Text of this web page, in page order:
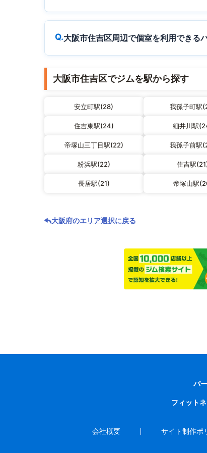
大阪市住吉区周辺で個室を利用できる
大阪市住吉区でジムを駅から探す
安立町駅(28) 我孫子町駅
住吉東駅(24) 細井川駅
帝塚山三丁目駅(22) 我孫子前駅
粉浜駅(22) 住吉駅
長居駅(21) 帝塚山駅
大阪府のエリア選択に戻る
パ
フィット
会社概要 サイト制作ポ